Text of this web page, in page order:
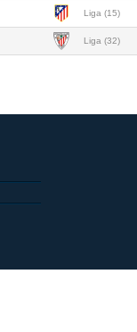
Liga (15)
Liga (32)